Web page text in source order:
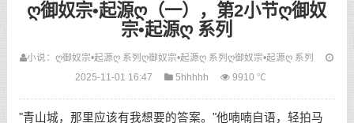
ღ御奴宗•起源ღ（一），第2小节ღ御奴
宗•起源ღ 系列
小说：ღ御奴宗•起源ღ 系列ღ御奴宗•起源ღ 系列ღ御奴宗•起源ღ 系列
2025-11-01 16:47
5hhhhh 9910 ℃
"青山城，那里应该有我想要的答案。"他喃喃自语，轻拍马